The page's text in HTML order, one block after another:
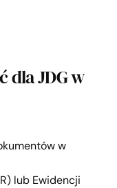
dla JDG w
w
lub Ewidencji